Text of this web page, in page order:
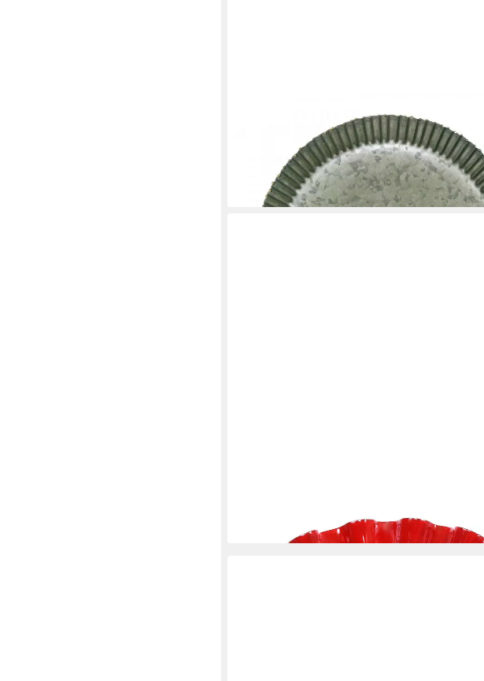
Kunststoffteller Deko-Teller Metall Anthrazit Gold
Ø20,5cm Weihnachtstisch
lieferbar - in 3-4 Werktagen bei dir
lieferbar - in 3-4 Werktagen bei dir